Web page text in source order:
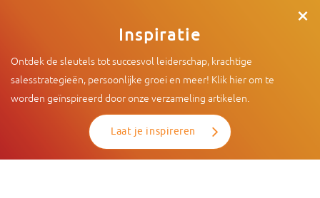
×
Inspiratie
Ontdek de sleutels tot succesvol leiderschap, krachtige
salesstrategieën, persoonlijke groei en meer! Klik hier om te
worden geïnspireerd door onze verzameling artikelen.
Laat je inspireren
© 2026 - Intenza|De Limiet 2 , 4131 NR Vianen |info@intenza.nl
+31 (0)165 74 60 15